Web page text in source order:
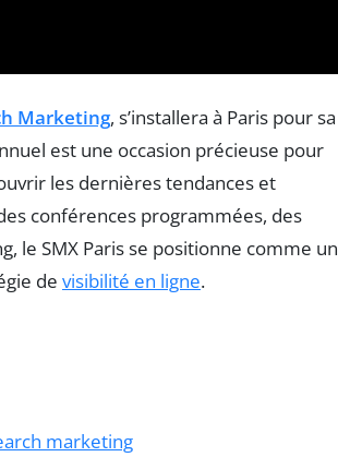
Marketing, s’installera à Paris pour sa
est une occasion précieuse pour
les dernières tendances et
conférences programmées, des
le SMX Paris se positionne comme un
de visibilité en ligne.
marketing